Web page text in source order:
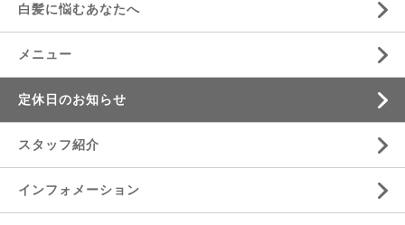
白髪に悩むあなたへ
メニュー
定休日のお知らせ
スタッフ紹介
インフォメーション